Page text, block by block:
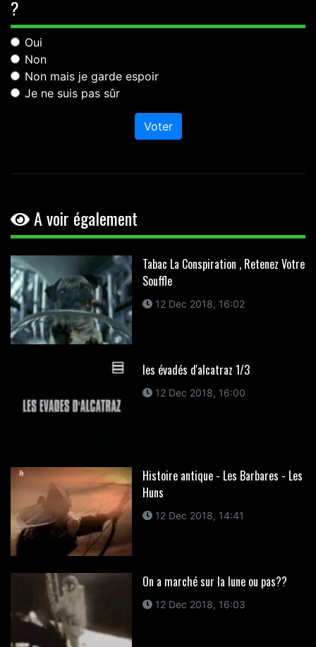
?
Oui
Non
Non mais je garde espoir
Je ne suis pas sûr
Voter
A voir également
Tabac La Conspiration , Retenez Votre
Souffle
12 Dec 2018, 16:02
les évadés d'alcatraz 1/3
12 Dec 2018, 16:00
Histoire antique - Les Barbares - Les
Huns
12 Dec 2018, 14:41
On a marché sur la lune ou pas??
12 Dec 2018, 16:03